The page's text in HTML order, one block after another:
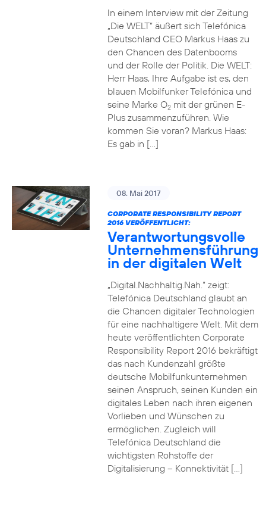
In einem Interview mit der Zeitung
„Die WELT“ äußert sich Telefónica
Deutschland CEO Markus Haas zu
den Chancen des Datenbooms
und der Rolle der Politik. Die WELT:
Herr Haas, Ihre Aufgabe ist es, den
blauen Mobilfunker Telefónica und
seine Marke O2mit der grünen E-
Plus zusammenzuführen. Wie
kommen Sie voran? Markus Haas:
Es gab in […]
08. Mai 2017
CORPORATE RESPONSIBILITY REPORT
2016 VERÖFFENTLICHT:
Verantwortungsvolle
Unternehmensführung
in der digitalen Welt
„Digital.Nachhaltig.Nah.“ zeigt:
Telefónica Deutschland glaubt an
die Chancen digitaler Technologien
für eine nachhaltigere Welt. Mit dem
heute veröffentlichten Corporate
Responsibility Report 2016 bekräftigt
das nach Kundenzahl größte
deutsche Mobilfunkunternehmen
seinen Anspruch, seinen Kunden ein
digitales Leben nach ihren eigenen
Vorlieben und Wünschen zu
ermöglichen. Zugleich will
Telefónica Deutschland die
wichtigsten Rohstoffe der
Digitalisierung – Konnektivität […]